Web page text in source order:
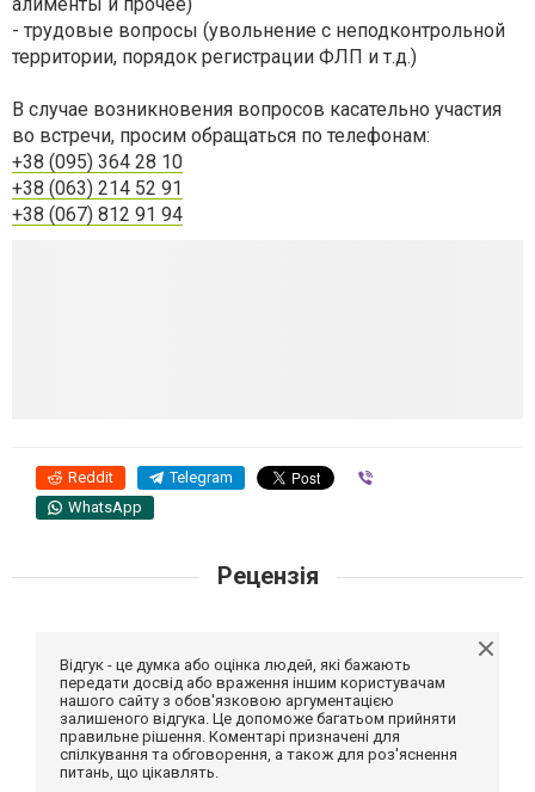
- трудовые вопросы (увольнение с неподконтрольной
территории, порядок регистрации ФЛП и т.д.)
В случае возникновения вопросов касательно участия
во встречи, просим обращаться по телефонам:
+38 (095) 364 28 10
+38 (063) 214 52 91
+38 (067) 812 91 94
Reddit Telegram
WhatsApp
Рецензія
Відгук - це думка або оцінка людей, які бажають
передати досвід або враження іншим користувачам
нашого сайту з обов'язковою аргументацією
залишеного відгука. Це допоможе багатьом прийняти
правильне рішення. Коментарі призначені для
спілкування та обговорення, а також для роз'яснення
питань, що цікавлять.